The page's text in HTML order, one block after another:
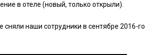
в отеле (новый, только открыли).
наши сотрудники в сентябре 2016-го